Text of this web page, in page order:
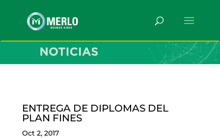
ENTREGA DE DIPLOMAS DEL
PLAN FINES
Oct 2, 2017